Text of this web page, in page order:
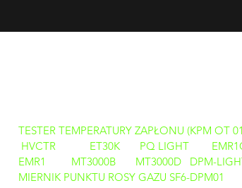
TESTER TEMPERATURY ZAPŁONU (KPM OT
HVCTR
ET30K PQ LIGHT
EMR1
MT3000B MT3000D
DPM-
MIERNIK PUNKTU ROSY GAZU SF6-DPM01